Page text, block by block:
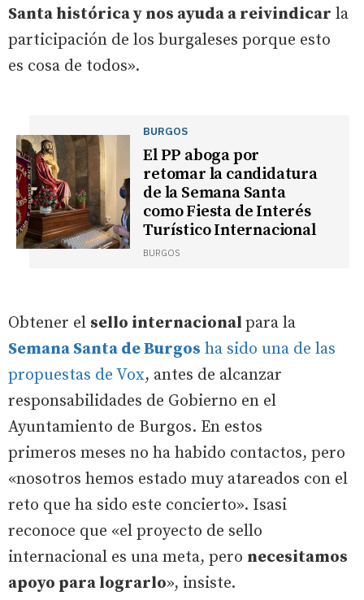
Santa histórica y nos ayuda a reivindicar la
participación de los burgaleses porque esto
es cosa de todos».
BURGOS
El PP aboga por
retomar la candidatura
de la Semana Santa
como Fiesta de Interés
Turístico Internacional
BURGOS
Obtener el sello internacional para la
Semana Santa de Burgos ha sido una de las
propuestas de Vox, antes de alcanzar
responsabilidades de Gobierno en el
Ayuntamiento de Burgos. En estos
primeros meses no ha habido contactos, pero
«nosotros hemos estado muy atareados con el
reto que ha sido este concierto». Isasi
reconoce que «el proyecto de sello
internacional es una meta, pero necesitamos
apoyo para lograrlo», insiste.